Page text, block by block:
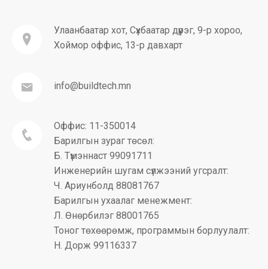
Улаанбаатар хот, Сүхбаатар дүүрэг, 9-р хороо,
Хоймор оффис, 13-р давхарт
info@buildtech.mn
Оффис: 11-350014
Барилгын зураг төсөл:
Б. Түмэннаст 99091711
Инженерийн шугам сүлжээний угсралт:
Ч. Ариунболд 88081767
Барилгын ухаалаг менежмент:
Л. Өнөрбилэг 88001765
Тоног төхөөрөмж, программын борлуулалт:
Н. Дорж 99116337